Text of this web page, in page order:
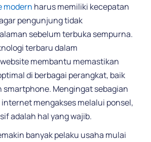
modern harus memiliki kecepatan
pengunjung tidak
sebelum terbuka sempurna.
terbaru dalam
membantu memastikan
di berbagai perangkat, baik
smartphone. Mengingat sebagian
mengakses melalui ponsel,
adalah hal yang wajib.
banyak pelaku usaha mulai